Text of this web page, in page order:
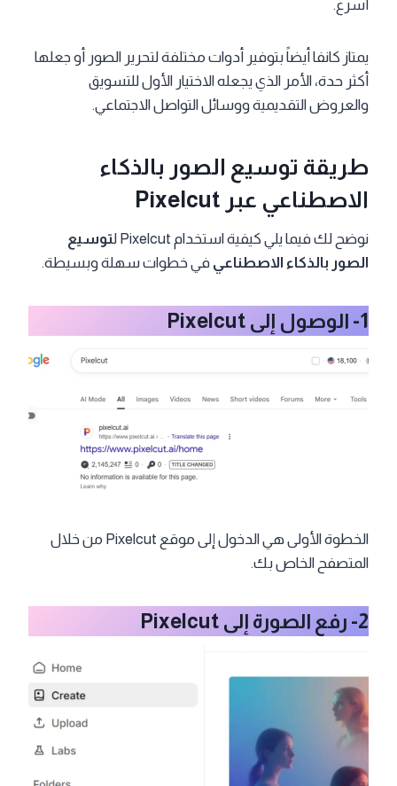
أسرع.
يمتاز كانفا أيضاً بتوفير أدوات مختلفة لتحرير الصور أو جعلها
أكثر حدة، الأمر الذي يجعله الاختيار الأول للتسويق
والعروض التقديمية ووسائل التواصل الاجتماعي.
طريقة توسيع الصور بالذكاء
الاصطناعي عبر Pixelcut
نوضح لك فيما يلي كيفية استخدام Pixelcut ل
توسيع
الصور بالذكاء الاصطناعي في خطوات سهلة وبسيطة.
1- الوصول إلى Pixelcut
الخطوة الأولى هي الدخول إلى موقع Pixelcut من خلال
المتصفح الخاص بك.
2- رفع الصورة إلى Pixelcut